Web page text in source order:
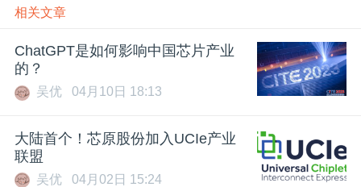
相关文章
ChatGPT是如何影响中国芯片产业
的？
吴优 04月10日 18:13
大陆首个！芯原股份加入UCIe产业
联盟
吴优 04月02日 15:24